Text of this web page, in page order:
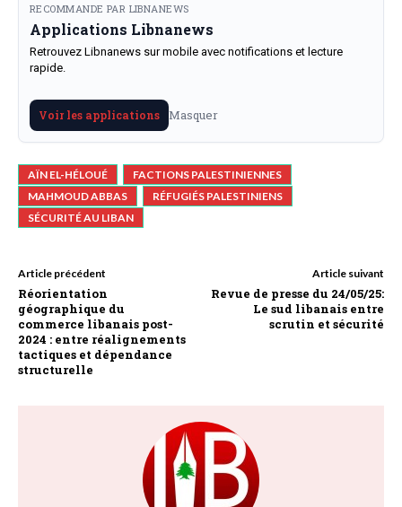
RECOMMANDE PAR LIBNANEWS
Applications Libnanews
Retrouvez Libnanews sur mobile avec notifications et lecture
rapide.
Voir les applications Masquer
AÏN EL-HÉLOUÉ
FACTIONS PALESTINIENNES
MAHMOUD ABBAS
RÉFUGIÉS PALESTINIENS
SÉCURITÉ AU LIBAN
Article précédent
Réorientation
géographique du
commerce libanais post-
2024 : entre réalignements
tactiques et dépendance
structurelle
Article suivant
Revue de presse du 24/05/25:
Le sud libanais entre
scrutin et sécurité